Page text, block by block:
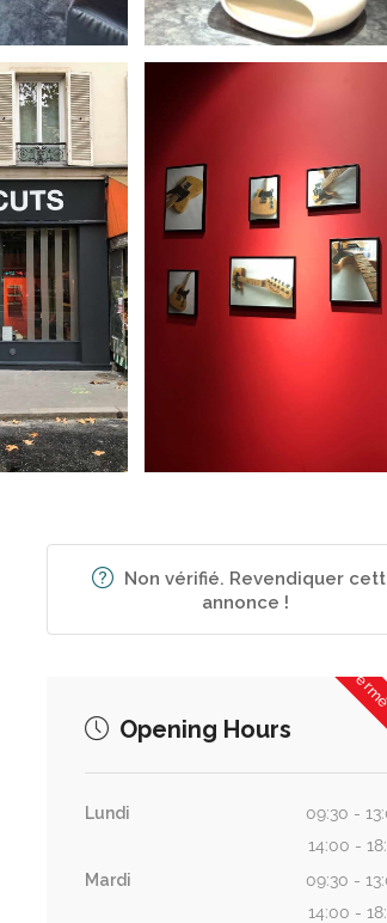
Non vérifié. Revendiquer
annonce !
Opening Hours
Lundi
09:30 -
14:00 -
Mardi
09:30 -
14:00 -